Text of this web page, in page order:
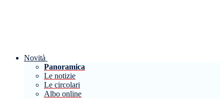
Novità
Panoramica
Le notizie
Le circolari
Albo online